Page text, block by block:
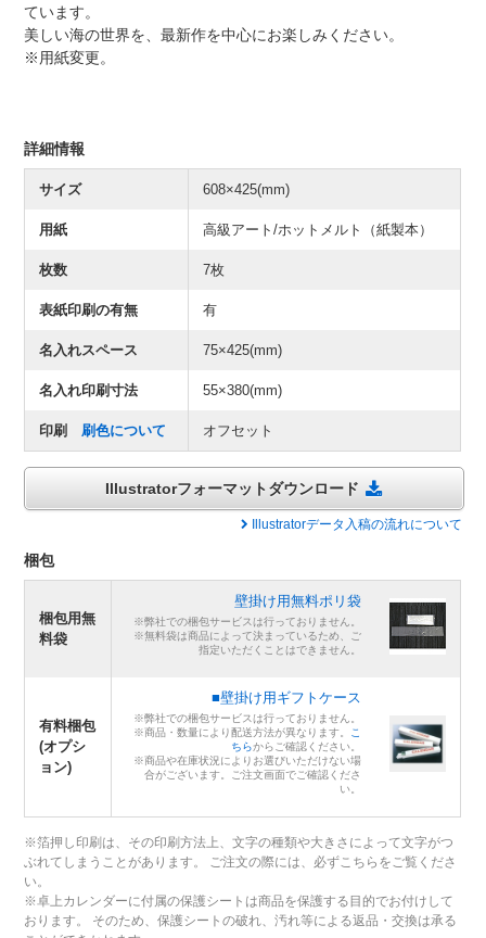
ています。
美しい海の世界を、最新作を中心にお楽しみください。
※用紙変更。
詳細情報
サイズ 608×425(mm)
用紙 高級アート/ホットメルト（紙製本）
枚数 7枚
表紙印刷の有無 有
名入れスペース 75×425(mm)
名入れ印刷寸法 55×380(mm)
印刷刷色について オフセット
Illustratorフォーマットダウンロード
Illustratorデータ入稿の流れについて
梱包
梱包用無
料袋
壁掛け用無料ポリ袋
※弊社での梱包サービスは行っておりません。
※無料袋は商品によって決まっているため、ご
指定いただくことはできません。
有料梱包
(オプシ
ョン)
■壁掛け用ギフトケース
※弊社での梱包サービスは行っておりません。
※商品・数量により配送方法が異なります。 こ
ちらからご確認ください。
※商品や在庫状況によりお選びいただけない場
合がございます。ご注文画面でご確認くださ
い。
※箔押し印刷は、その印刷方法上、文字の種類や大きさによって文字がつ
ぶれてしまうことがあります。 ご注文の際には、必ずこちらをご覧くださ
い。
※卓上カレンダーに付属の保護シートは商品を保護する目的でお付けして
おります。 そのため、保護シートの破れ、汚れ等による返品・交換は承る